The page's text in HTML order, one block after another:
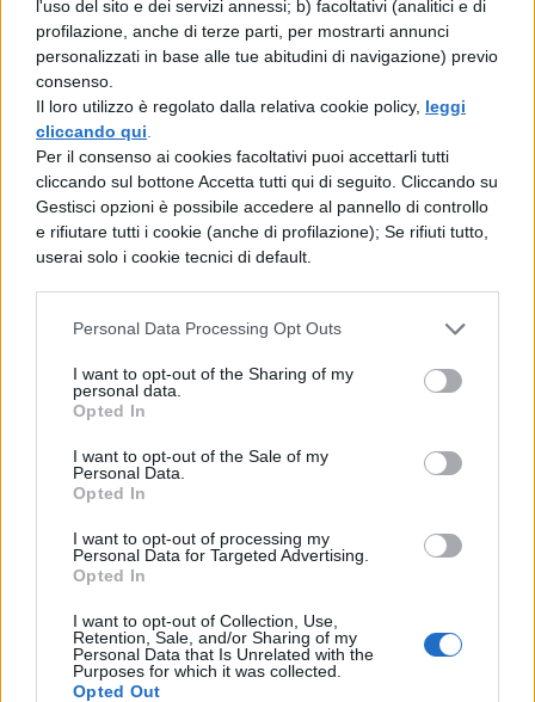
l'uso del sito e dei servizi annessi; b) facoltativi (analitici e di
profilazione, anche di terze parti, per mostrarti annunci
personalizzati in base alle tue abitudini di navigazione) previo
consenso.
Il loro utilizzo è regolato dalla relativa cookie policy, leggi
cliccando qui
Per il consenso ai cookies facoltativi puoi accettarli tutti
cliccando sul bottone Accetta tutti qui di seguito. Cliccando su
Gestisci opzioni è possibile accedere al pannello di controllo
e rifiutare tutti i cookie (anche di profilazione); Se rifiuti tutto,
userai solo i cookie tecnici di default.
Personal Data Processing Opt Outs
I want to opt-out of the Sharing of my
personal data.
Opted In
I want to opt-out of the Sale of my
Personal Data.
Opted In
I want to opt-out of processing my
Personal Data for Targeted Advertising.
Opted In
I want to opt-out of Collection, Use,
Retention, Sale, and/or Sharing of my
Personal Data that Is Unrelated with the
Purposes for which it was collected.
Opted Out
rimanesse in piedi né dell'accusa, né dei
mezzi a cui si appoggia, che altro
dovremmo fare noi, avvocati di Celio, se
non respingere chi ci aggredisce? Ed io lo
farei anche con maggior forza, se non mi
trattenesse la mia inimicizia col marito...
volevo dire col fratello: sempre lo stesso
non andrò oltre quel che mi impongono il
mio dovere e le necessità della causa. Non
è mai stato nei miei desideri di crearmi
inimicizie femminili; specialmente con
colei che tutti hanno sempre considerato
piuttosto l'amica di tutti, che la nemica di
qualcuno.